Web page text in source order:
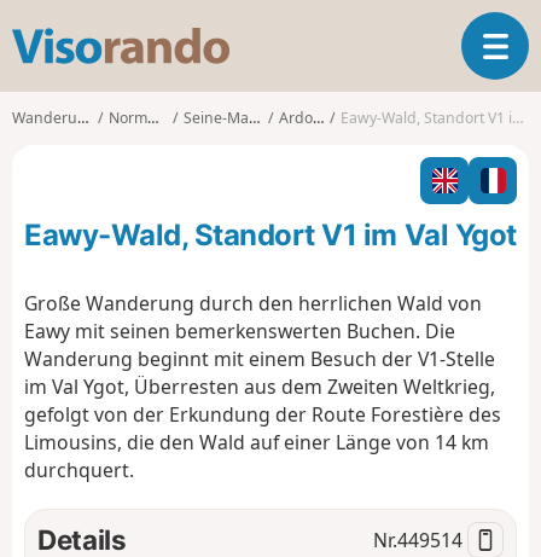
s
o
o
T
o
g
l
n
a
o
Wanderungen Normandie Seine-Maritime Ardouval Eawy-Wald, Standort V1 im Val Ygot
Eawy-Wald, Standort V1 im Val Ygot
Große Wanderung durch den herrlichen Wald von
Eawy mit seinen bemerkenswerten Buchen. Die
Wanderung beginnt mit einem Besuch der V1-Stelle
im Val Ygot, Überresten aus dem Zweiten Weltkrieg,
gefolgt von der Erkundung der Route Forestière des
Limousins, die den Wald auf einer Länge von 14 km
durchquert.
Details Nr.449514